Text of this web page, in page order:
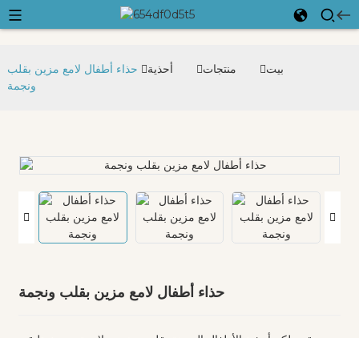
بيت منتجات أحذية
حذاء أطفال لامع مزين بقلب
ونجمة
حذاء أطفال لامع مزين بقلب ونجمة